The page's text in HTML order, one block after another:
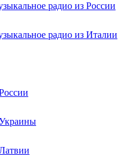
радио из России
радио из Италии